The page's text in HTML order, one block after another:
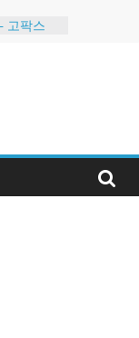
고팍스
버십 현
2